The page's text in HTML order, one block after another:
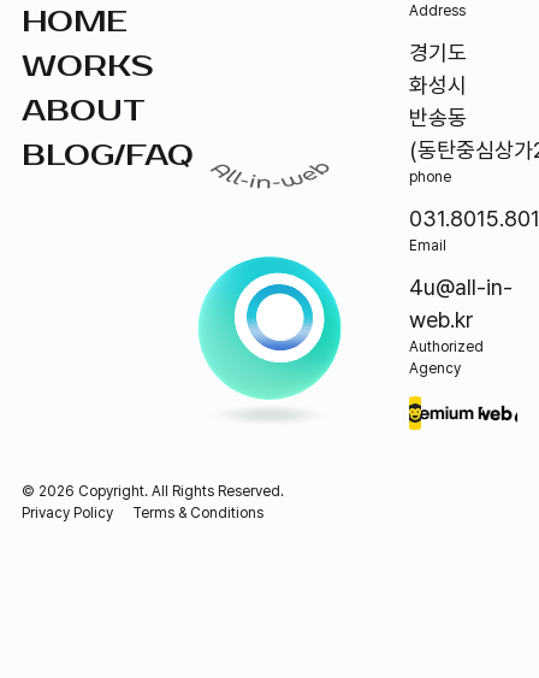
HOME
WORKS
ABOUT
BLOG/FAQ
Address
경기도
화성시
반송동
(동탄중심상
phone
Email
4u@all-in-
web.kr
Authorized
Agency
© 2026 Copyright. All Rights Reserved.
Privacy Policy
Terms & Conditions